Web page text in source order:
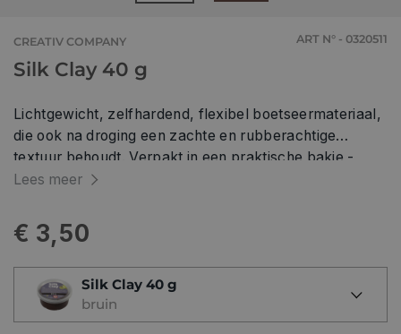
CREATIV COMPANY ART N° - 0320511
Silk Clay 40 g
Lichtgewicht, zelfhardend, flexibel boetseermateriaal,
die ook na droging een zachte en rubberachtige
textuur behoudt. Verpakt in een praktische bakje -
berg ongebruikte klei luchtdicht op.
Lees meer
€ 3,50
Silk Clay 40 g
bruin